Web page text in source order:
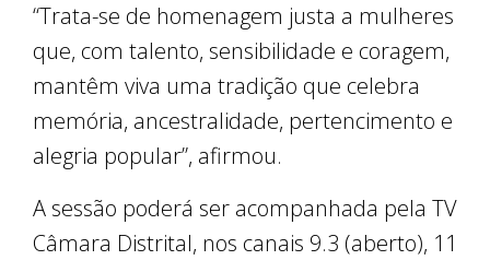
“Trata-se de homenagem justa a mulheres
que, com talento, sensibilidade e coragem,
mantêm viva uma tradição que celebra
memória, ancestralidade, pertencimento e
alegria popular”, afirmou.
A sessão poderá ser acompanhada pela TV
Câmara Distrital, nos canais 9.3 (aberto), 11